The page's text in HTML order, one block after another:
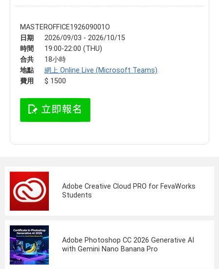
MASTEROFFICE192609001O
日期
2026/09/03 - 2026/10/15
時間
19:00-22:00 (THU)
合共
18小時
地點
網上 Online Live (Microsoft Teams)
費用
$ 1500
Adobe Creative Cloud PRO for FevaWorks
Students
Adobe Photoshop CC 2026 Generative AI
with Gemini Nano Banana Pro